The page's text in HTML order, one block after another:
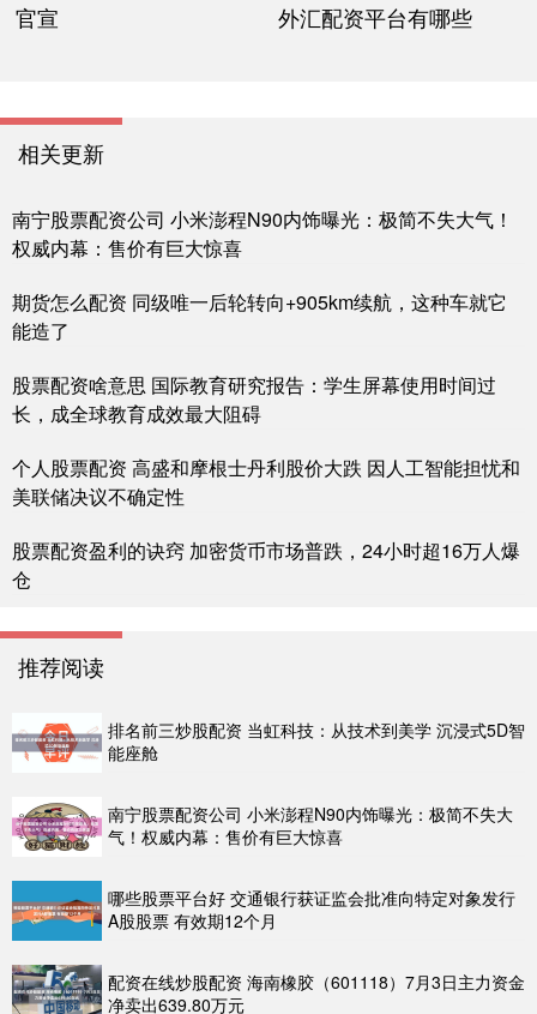
官宣 外汇配资平台有哪些
相关更新
南宁股票配资公司 小米澎程N90内饰曝光：极简不失大气！
权威内幕：售价有巨大惊喜
期货怎么配资 同级唯一后轮转向+905km续航，这种车就它
能造了
股票配资啥意思 国际教育研究报告：学生屏幕使用时间过
长，成全球教育成效最大阻碍
个人股票配资 高盛和摩根士丹利股价大跌 因人工智能担忧和
美联储决议不确定性
股票配资盈利的诀窍 加密货币市场普跌，24小时超16万人爆
仓
推荐阅读
排名前三炒股配资 当虹科技：从技术到美学 沉浸式5D智
能座舱
南宁股票配资公司 小米澎程N90内饰曝光：极简不失大
气！权威内幕：售价有巨大惊喜
哪些股票平台好 交通银行获证监会批准向特定对象发行
A股股票 有效期12个月
配资在线炒股配资 海南橡胶（601118）7月3日主力资金
净卖出639.80万元